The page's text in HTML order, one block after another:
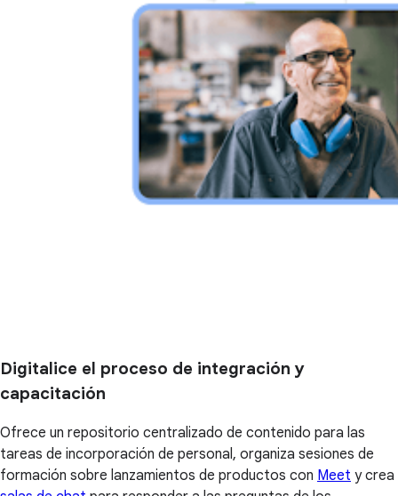
Digitalice el proceso de integración y
capacitación
Ofrece un repositorio centralizado de contenido para las
tareas de incorporación de personal, organiza sesiones de
formación sobre lanzamientos de productos con Meet y crea